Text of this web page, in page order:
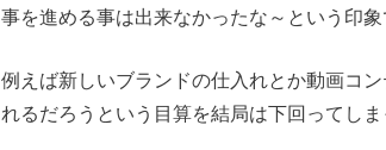
事を進める事は出来なかったな～という印象
例えば新しいブランドの仕入れとか動画コ
れるだろうという目算を結局は下回ってしま